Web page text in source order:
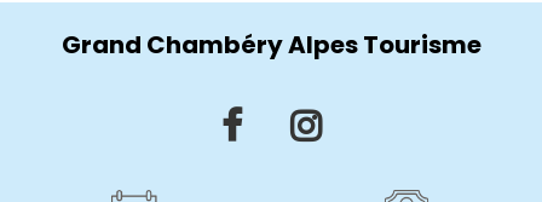
Grand Chambéry Alpes Tourisme